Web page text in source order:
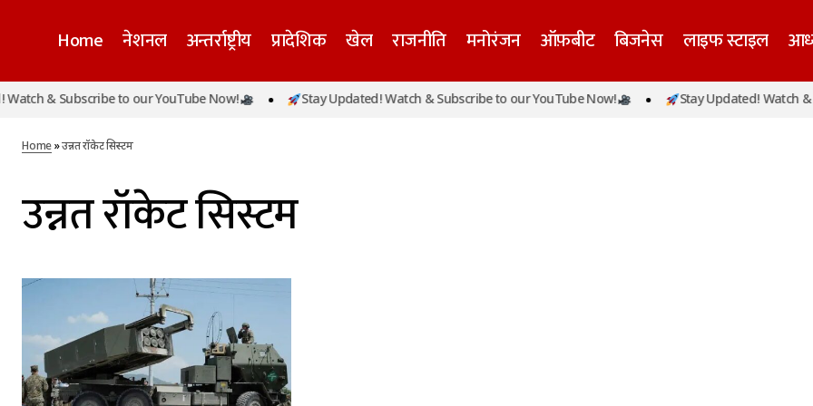
Home नेशनल अन्तर्राष्ट्रीय प्रादेशिक खेल राजनीति मनोरंजन ऑफ़बीट बिजनेस लाइफ स्टाइल
& Subscribe to our YouTube Now! Stay Updated! Watch & Subscribe to our YouTube Now! Stay Updated! Watch &
Home»उन्नत रॉकेट सिस्टम
उन्नत रॉकेट सिस्टम